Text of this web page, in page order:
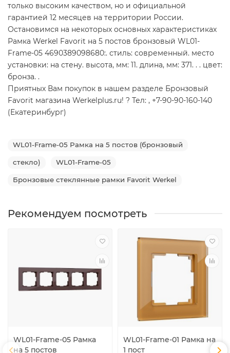
только высоким качеством, но и официальной
гарантией 12 месяцев на территории России.
Остановимся на некоторых основных характеристиках
Рамка Werkel Favorit на 5 постов бронзовый WL01-
Frame-05 4690389098680:. стиль: современный. место
установки: на стену. высота, мм: 11. длина, мм: 371. . . цвет:
бронза. .
Приятных Вам покупок в нашем разделе Бронзовый
Favorit магазина Werkelplus.ru! ? Тел: , +7-90-90-160-140
(Екатеринбург)
WL01-Frame-05 Рамка на 5 постов (бронзовый
стекло) WL01-Frame-05
Бронзовые стеклянные рамки Favorit Werkel
Рекомендуем посмотреть
WL01-Frame-05 Рамка
на 5 постов
WL01-Frame-01 Рамка на
1 пост